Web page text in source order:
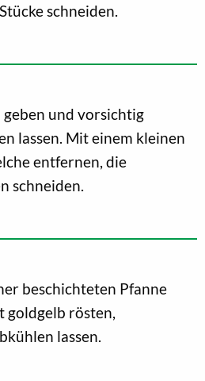
schneiden.
geben und vorsichtig
lassen. Mit einem kleinen
entfernen, die
schneiden.
beschichteten Pfanne
goldgelb rösten,
lassen.